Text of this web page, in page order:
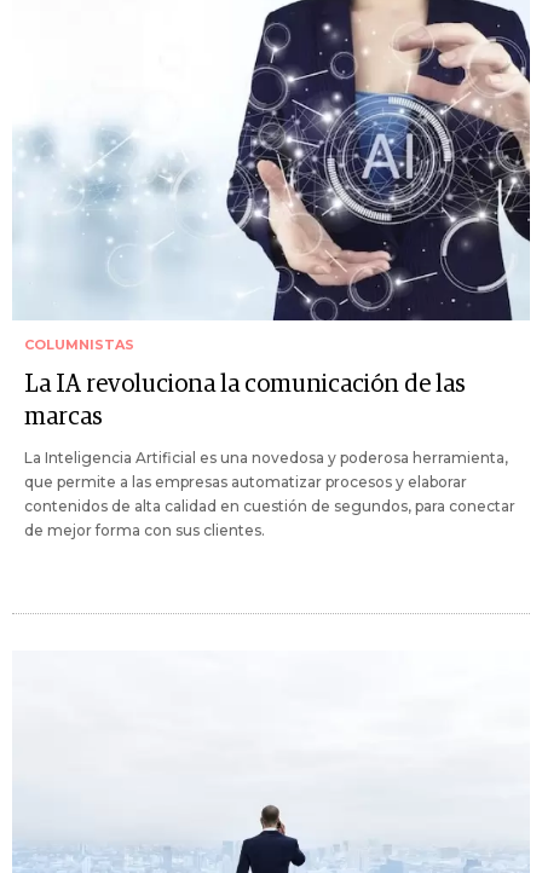
COLUMNISTAS
La IA revoluciona la comunicación de las
marcas
La Inteligencia Artificial es una novedosa y poderosa herramienta,
que permite a las empresas automatizar procesos y elaborar
contenidos de alta calidad en cuestión de segundos, para conectar
de mejor forma con sus clientes.